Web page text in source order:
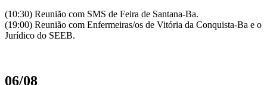
(10:30) Reunião com SMS de Feira de Santana-Ba.
(19:00) Reunião com Enfermeiras/os de Vitória da Conquista-Ba e o
Jurídico do SEEB.
06/08